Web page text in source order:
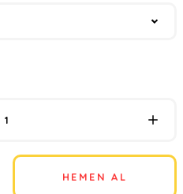
HEMEN AL